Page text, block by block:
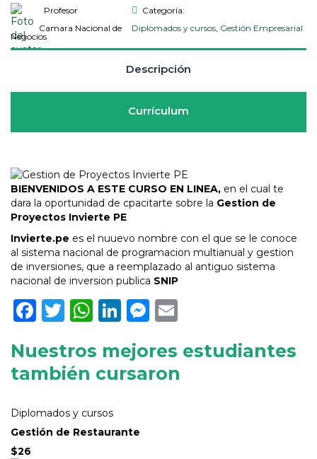
Profesor
Camara Nacional de
Negocios
Categoría:
Diplomados y cursos, Gestión Empresarial
Descripción
Currículum
BIENVENIDOS A ESTE CURSO EN LINEA, en el cual te
dara la oportunidad de cpacitarte sobre la Gestion de
Proyectos Invierte PE
Invierte.pe es el nuuevo nombre con el que se le conoce
al sistema nacional de programacion multianual y gestion
de inversiones, que a reemplazado al antiguo sistema
nacional de inversion publica SNIP
Facebook
Twitter
WhatsApp
LinkedIn
Messenger
Nuestros mejores estudiantes
también cursaron
Diplomados y cursos
Gestión de Restaurante
$26